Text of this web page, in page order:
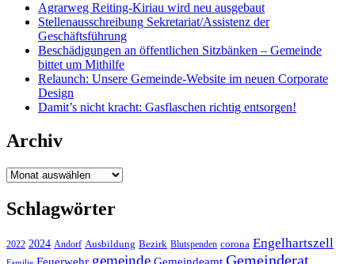
Agrarweg Reiting-Kiriau wird neu ausgebaut
Stellenausschreibung Sekretariat/Assistenz der
Geschäftsführung
Beschädigungen an öffentlichen Sitzbänken – Gemeinde
bittet um Mithilfe
Relaunch: Unsere Gemeinde-Website im neuen Corporate
Design
Damit’s nicht kracht: Gasflaschen richtig entsorgen!
Archiv
Archiv
Schlagwörter
2022 2024 Andorf Ausbildung Bezirk Blutspenden corona Engelhartszell
Feuerwehr gemeinde Gemeindeamt Gemeinderat